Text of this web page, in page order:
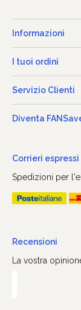
Informazioni
I tuoi ordini
Servizio Clienti
Diventa
Corrieri espressi
Spedizioni per
Recensioni
La vostra